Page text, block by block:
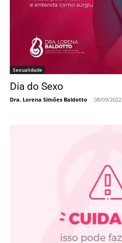
Sexualidade
Dia do Sexo
Dra. Lorena Simões Baldotto - 08/09/2022